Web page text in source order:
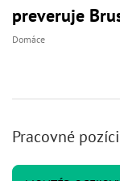
preveruje
Domáce
Pracovné